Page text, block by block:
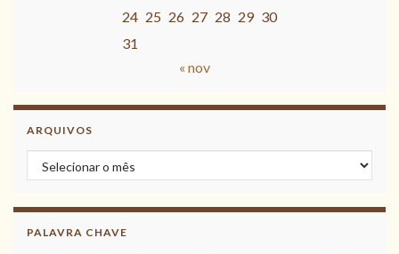
24 25 26 27 28 29 30
31
« nov
ARQUIVOS
Arquivos
PALAVRA CHAVE